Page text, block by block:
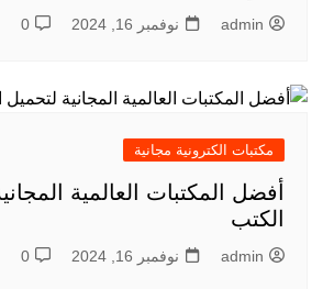
admin نوفمبر 16, 2024 0
مكتبات الكترونية مجانية
أفضل المكتبات العالمية
الكتب
admin نوفمبر 16, 2024 0